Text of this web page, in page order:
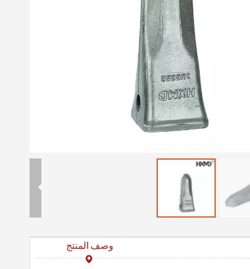
وصف المنتج